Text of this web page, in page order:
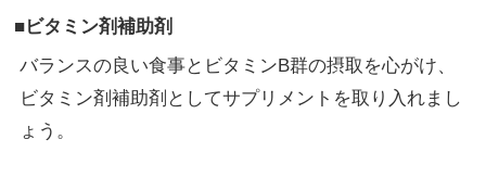
■ビタミン剤補助剤
バランスの良い食事とビタミンB群の摂取を心がけ、
ビタミン剤補助剤としてサプリメントを取り入れまし
ょう。